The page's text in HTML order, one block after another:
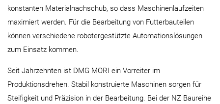
konstanten Materialnachschub, so dass Maschinenlaufzeiten
maximiert werden. Für die Bearbeitung von Futterbauteilen
können verschiedene robotergestützte Automationslösungen
zum Einsatz kommen.
Seit Jahrzehnten ist DMG MORI ein Vorreiter im
Produktionsdrehen. Stabil konstruierte Maschinen sorgen für
Steifigkeit und Präzision in der Bearbeitung. Bei der NZ Baureihe